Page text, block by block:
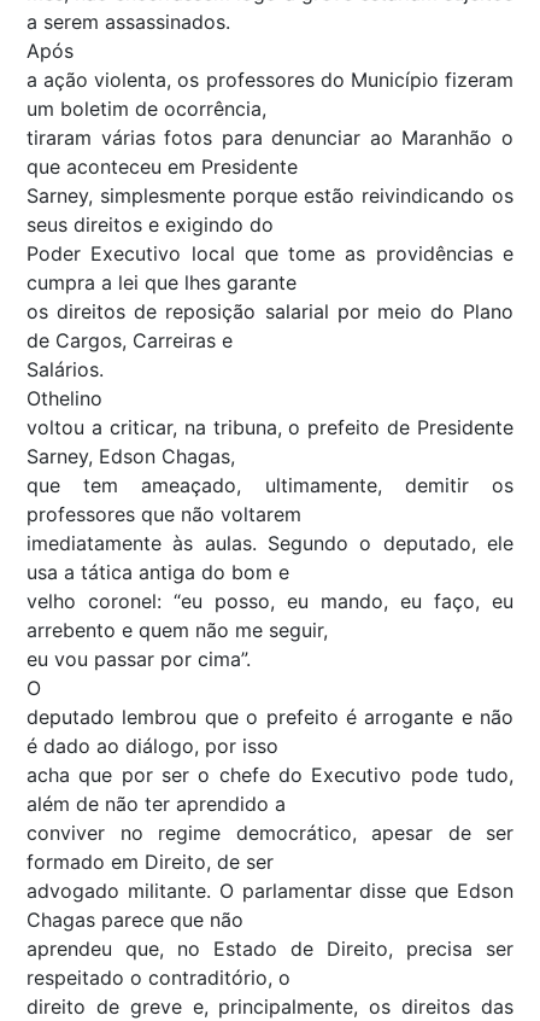
a serem assassinados.
Após
a ação violenta, os professores do Município fizeram
um boletim de ocorrência,
tiraram várias fotos para denunciar ao Maranhão o
que aconteceu em Presidente
Sarney, simplesmente porque estão reivindicando os
seus direitos e exigindo do
Poder Executivo local que tome as providências e
cumpra a lei que lhes garante
os direitos de reposição salarial por meio do Plano
de Cargos, Carreiras e
Salários.
Othelino
voltou a criticar, na tribuna, o prefeito de Presidente
Sarney, Edson Chagas,
que tem ameaçado, ultimamente, demitir os
professores que não voltarem
imediatamente às aulas. Segundo o deputado, ele
usa a tática antiga do bom e
velho coronel: “eu posso, eu mando, eu faço, eu
arrebento e quem não me seguir,
eu vou passar por cima”.
O
deputado lembrou que o prefeito é arrogante e não
é dado ao diálogo, por isso
acha que por ser o chefe do Executivo pode tudo,
além de não ter aprendido a
conviver no regime democrático, apesar de ser
formado em Direito, de ser
advogado militante. O parlamentar disse que Edson
Chagas parece que não
aprendeu que, no Estado de Direito, precisa ser
respeitado o contraditório, o
direito de greve e, principalmente, os direitos das